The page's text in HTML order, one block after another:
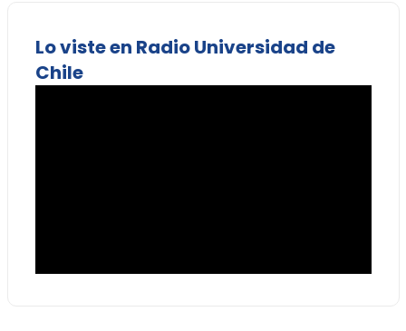
Lo viste en Radio Universidad de
Chile